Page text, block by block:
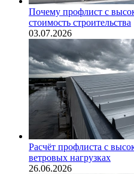
Почему профлист с
стоимость строительства
03.07.2026
Расчёт профлиста с
ветровых нагрузках
26.06.2026